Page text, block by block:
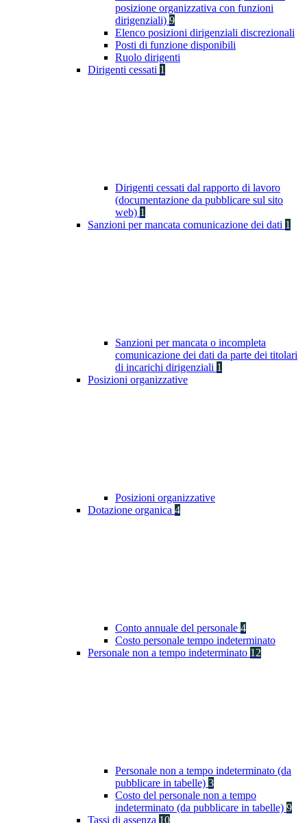
posizione organizzativa con funzioni
dirigenziali) 9
Elenco posizioni dirigenziali discrezionali
Posti di funzione disponibili
Ruolo dirigenti
Dirigenti cessati 1
Dirigenti cessati dal rapporto di lavoro
(documentazione da pubblicare sul sito
web) 1
Sanzioni per mancata comunicazione dei dati 1
Sanzioni per mancata o incompleta
comunicazione dei dati da parte dei titolari
di incarichi dirigenziali 1
Posizioni organizzative
Posizioni organizzative
Dotazione organica 4
Conto annuale del personale 4
Costo personale tempo indeterminato
Personale non a tempo indeterminato 12
Personale non a tempo indeterminato (da
pubblicare in tabelle) 3
Costo del personale non a tempo
indeterminato (da pubblicare in tabelle) 9
Tassi di assenza 10